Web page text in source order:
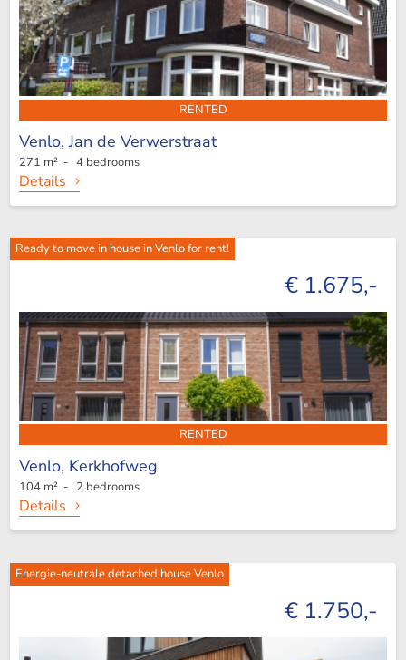
RENTED
Venlo,Jan de Verwerstraat
271 m² - 4 bedrooms
Details
Ready to move in house in Venlo for rent!
€ 1.675,-
RENTED
Venlo, Kerkhofweg
104 m² - 2 bedrooms
Details
Energie-neutrale detached house Venlo
€ 1.750,-